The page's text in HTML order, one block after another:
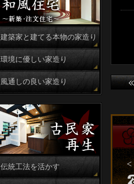
建築家と建てる本物の家造り
環境に優しい家造り
風通しの良い家造り
伝統工法を活かす